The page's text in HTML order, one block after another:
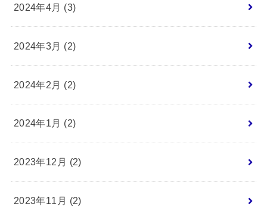
2024年4月 (3)
2024年3月 (2)
2024年2月 (2)
2024年1月 (2)
2023年12月 (2)
2023年11月 (2)